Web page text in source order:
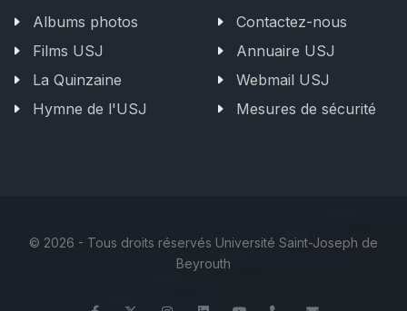
Albums photos
Films USJ
La Quinzaine
Hymne de l'USJ
Contactez-nous
Annuaire USJ
Webmail USJ
Mesures de sécurité
© 2026 - Tous droits réservés Université Saint-Joseph de
Beyrouth